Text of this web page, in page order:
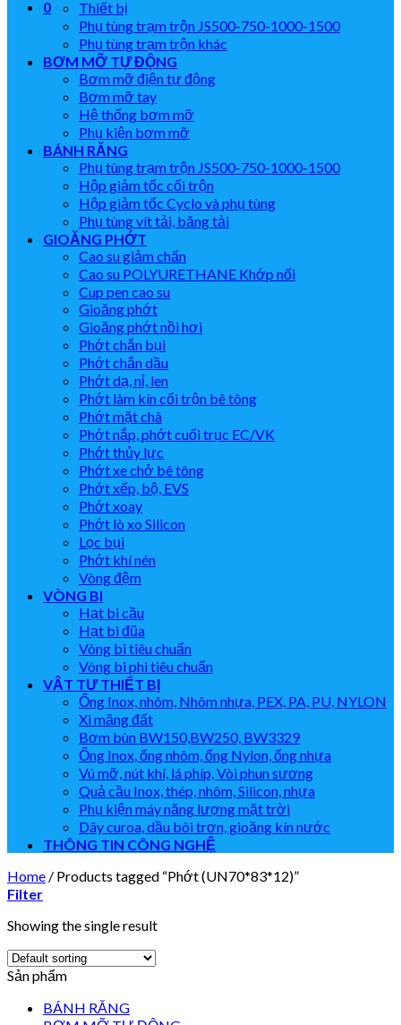
0
Thiết bị
Phụ tùng trạm trộn JS500-750-1000-1500
Phụ tùng trạm trộn khác
BƠM MỠ TỰ ĐỘNG
Bơm mỡ điện tự động
Bơm mỡ tay
Hệ thống bơm mỡ
Phụ kiện bơm mỡ
BÁNH RĂNG
Phụ tùng trạm trộn JS500-750-1000-1500
Hộp giảm tốc cối trộn
Hộp giảm tốc Cyclo và phụ tùng
Phụ tùng vít tải, băng tải
GIOĂNG PHỚT
Cao su giảm chấn
Cao su POLYURETHANE Khớp nối
Cup pen cao su
Gioăng phớt
Gioăng phớt nồi hơi
Phớt chắn bụi
Phớt chắn dầu
Phớt dạ, nỉ, len
Phớt làm kín cối trộn bê tông
Phớt mặt chà
Phớt nắp, phớt cuối trục EC/VK
Phớt thủy lực
Phớt xe chở bê tông
Phớt xếp, bộ, EVS
Phớt xoay
Phớt lò xo Silicon
Lọc bụi
Phớt khí nén
Vòng đệm
VÒNG BI
Hạt bi cầu
Hạt bi đũa
Vòng bi tiêu chuẩn
Vòng bi phi tiêu chuẩn
VẬT TƯ THIẾT BỊ
Ống Inox, nhôm, Nhôm nhựa, PEX, PA, PU, NYLON
Xi măng đất
Bơm bùn BW150,BW250, BW3329
Ống Inox, ống nhôm, ống Nylon, ống nhựa
Vú mỡ, nút khí, lá phíp, Vòi phun sương
Quả cầu Inox, thép, nhôm, Silicon, nhựa
Phụ kiện máy năng lượng mặt trời
Dây curoa, dầu bôi trơn, gioăng kín nước
THÔNG TIN CÔNG NGHỆ
Home / Products tagged “Phớt (UN70*83*12)”
Filter
Showing the single result
Sản phẩm
BÁNH RĂNG